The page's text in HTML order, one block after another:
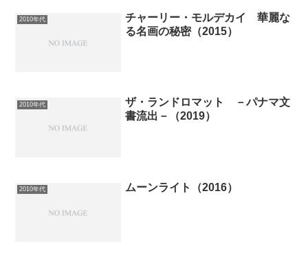
2010年代
チャーリー・モルデカイ 華麗な
る名画の秘密（2015）
2010年代
ザ・ランドロマット －パナマ文
書流出－（2019）
2010年代 ムーンライト（2016）